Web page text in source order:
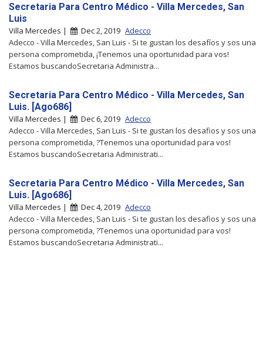
Secretaria Para Centro Médico - Villa Mercedes, San
Luis
Villa Mercedes | Dec 2, 2019 Adecco
Adecco - Villa Mercedes, San Luis - Si te gustan los desafíos y sos una
persona comprometida, ¡Tenemos una oportunidad para vos!
Estamos buscandoSecretaria Administra...
Secretaria Para Centro Médico - Villa Mercedes, San
Luis. [Ago686]
Villa Mercedes | Dec 6, 2019 Adecco
Adecco - Villa Mercedes, San Luis - Si te gustan los desafios y sos una
persona comprometida, ?Tenemos una oportunidad para vos!
Estamos buscandoSecretaria Administrati...
Secretaria Para Centro Médico - Villa Mercedes, San
Luis. [Ago686]
Villa Mercedes | Dec 4, 2019 Adecco
Adecco - Villa Mercedes, San Luis - Si te gustan los desafios y sos una
persona comprometida, ?Tenemos una oportunidad para vos!
Estamos buscandoSecretaria Administrati...